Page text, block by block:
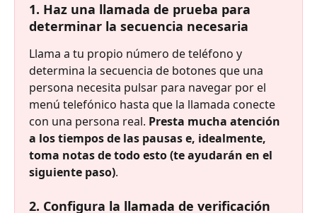
1. Haz una llamada de prueba para
determinar la secuencia necesaria
Llama a tu propio número de teléfono y
determina la secuencia de botones que una
persona necesita pulsar para navegar por el
menú telefónico hasta que la llamada conecte
con una persona real. Presta mucha atención
a los tiempos de las pausas e, idealmente,
toma notas de todo esto (te ayudarán en el
siguiente paso).
2. Configura la llamada de verificación